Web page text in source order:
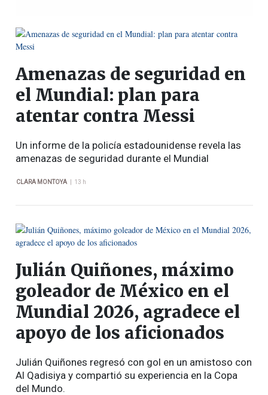
Amenazas de seguridad en
el Mundial: plan para
atentar contra Messi
Un informe de la policía estadounidense revela las
amenazas de seguridad durante el Mundial
CLARA MONTOYA | 13 h
Julián Quiñones, máximo
goleador de México en el
Mundial 2026, agradece el
apoyo de los aficionados
Julián Quiñones regresó con gol en un amistoso con
Al Qadisiya y compartió su experiencia en la Copa
del Mundo.